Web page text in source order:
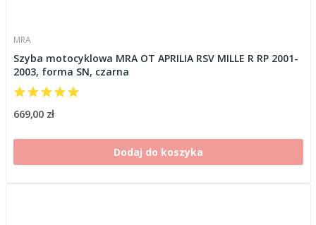
MRA
Szyba motocyklowa MRA OT APRILIA RSV MILLE R RP 2001-
2003, forma SN, czarna
669,00 zł
Dodaj do koszyka